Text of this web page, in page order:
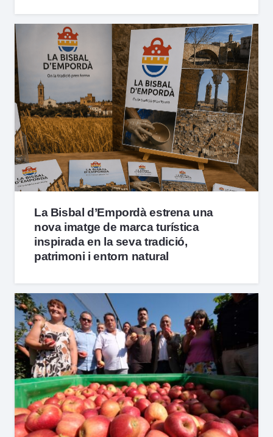
La Bisbal d’Empordà estrena una
nova imatge de marca turística
inspirada en la seva tradició,
patrimoni i entorn natural